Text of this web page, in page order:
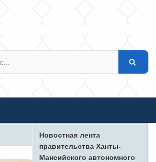
Новостная лента
правительства Ханты-
Мансийского автономного